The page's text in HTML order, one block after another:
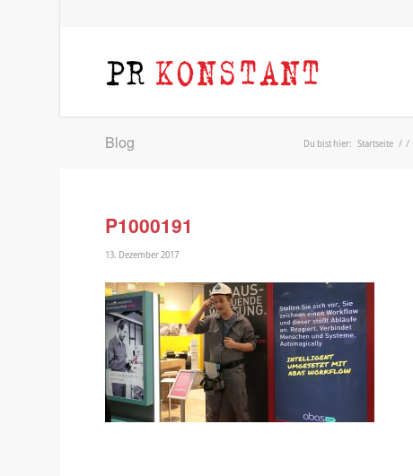
Blog Du bist hier: Startseite / /
P1000191
13. Dezember 2017